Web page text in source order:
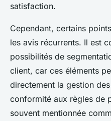
satisfaction.
Cependant, certains
les avis récurrents. Il est
possibilités de
client, car ces éléments
directement la gestion
conformité aux règles de
souvent mentionnée